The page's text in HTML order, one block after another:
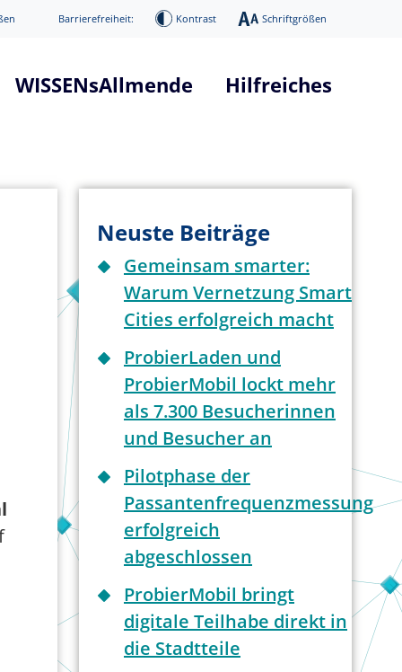
Barrierefreiheit: Kontrast Schriftgrößen
WISSENsAllmende
Systemarchitektur
Hilfreiches
Infos über 5G Technologie
News / Presse
Digitaler Donnerstag
Veranstaltungen
Neuste Beiträge
Gemeinsam smarter:
Warum Vernetzung Smart
Cities erfolgreich macht
ProbierLaden und
ProbierMobil lockt mehr
als 7.300 Besucherinnen
und Besucher an
Pilotphase der
Passantenfrequenzmessung
erfolgreich
abgeschlossen
ProbierMobil bringt
digitale Teilhabe direkt in
die Stadtteile